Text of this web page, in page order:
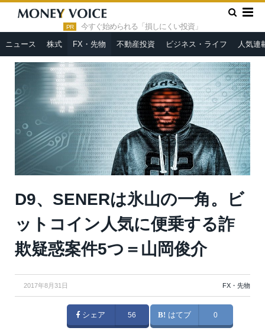
PR 今すぐ始められる「損しにくい投資」
ニュース 株式 FX・先物 不動産投資 ビジネス・ライフ 人気連
HOME » FX・先物 »
D9、SENERは氷山の一角。ビットコイ
ン人気に便乗する詐欺疑惑案件5つ＝山岡俊介
D9、SENERは氷山の一角。ビ
ットコイン人気に便乗する詐
欺疑惑案件5つ＝山岡俊介
2017年8月31日 FX・先物
シェア 56 はてブ 0